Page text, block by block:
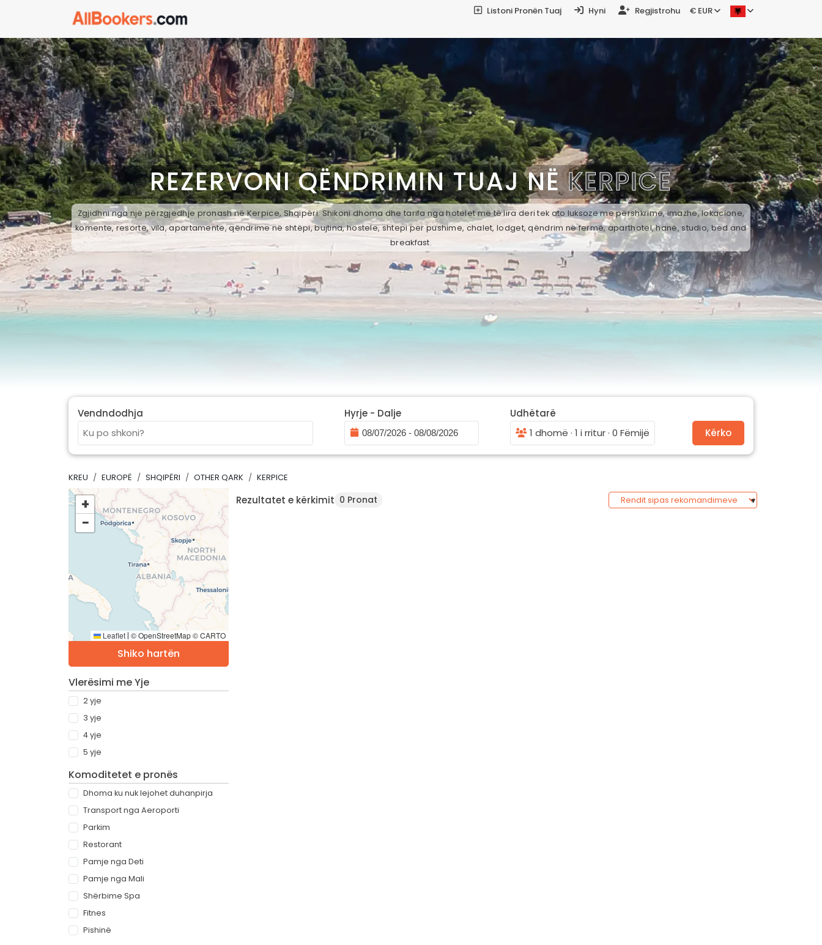
Listoni Pronën Tuaj Hyni Regjistrohu € EUR
REZERVONI QËNDRIMIN TUAJ NËKERPICE
Zgjidhni nga një përzgjedhje pronash në Kerpice, Shqipëri. Shikoni dhoma dhe tarifa nga hotelet më të lira deri tek ato luksoze me përshkrime, imazhe, lokacione,
komente, resorte, vila, apartamente, qëndrime në shtëpi, bujtina, hostele, shtepi per pushime, chalet, lodget, qëndrim në fermë, aparthotel, hanë, studio, bed and
breakfast.
Vendndodhja Hyrje - Dalje
Udhëtarë
1 dhomë · 1 i rritur · 0 Fëmijë
Kërko
KREU EUROPË SHQIPËRI OTHER QARK KERPICE
+
−
Leaflet | © OpenStreetMap © CARTO
Shiko hartën
Vlerësimi me Yje
2 yje
3 yje
4 yje
5 yje
Komoditetet e pronës
Dhoma ku nuk lejohet duhanpirja
Transport nga Aeroporti
Parkim
Restorant
Pamje nga Deti
Pamje nga Mali
Shërbime Spa
Fitnes
Pishinë
Rezultatet e kërkimit 0 Pronat